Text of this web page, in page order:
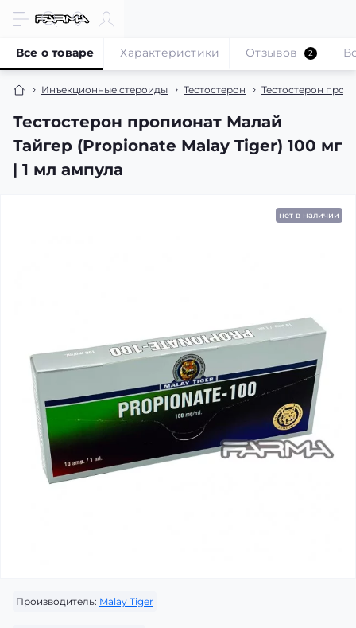
Инъекционные стероиды Тестостерон Тестостерон
Тестостерон пропионат Малай
Тайгер (Propionate Malay Tiger) 100 мг
| 1 мл ампула
Все о товаре Характеристики Отзывов 2
нет в наличии
Производитель: Malay Tiger